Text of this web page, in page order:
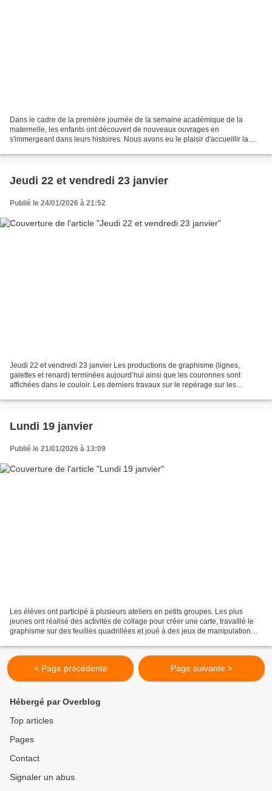
Dans le cadre de la première journée de la semaine académique de la
maternelle, les enfants ont découvert de nouveaux ouvrages en
s'immergeant dans leurs histoires. Nous avons eu le plaisir d'accueillir la
Jeudi 22 et vendredi 23 janvier
Publié le 24/01/2026 à 21:52
Jeudi 22 et vendredi 23 janvier Les productions de graphisme (lignes,
galettes et renard) terminées aujourd’hui ainsi que les couronnes sont
affichées dans le couloir. Les derniers travaux sur le repérage sur les
Lundi 19 janvier
Publié le 21/01/2026 à 13:09
Les élèves ont participé à plusieurs ateliers en petits groupes. Les plus
jeunes ont réalisé des activités de collage pour créer une carte, travaillé le
graphisme sur des feuilles quadrillées et joué à des jeux de manipulation
< Page précédente Page suivante >
Hébergé par Overblog
Top articles
Pages
Contact
Signaler un abus